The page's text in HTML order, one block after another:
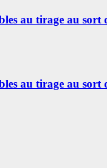
au tirage au sort
au tirage au sort